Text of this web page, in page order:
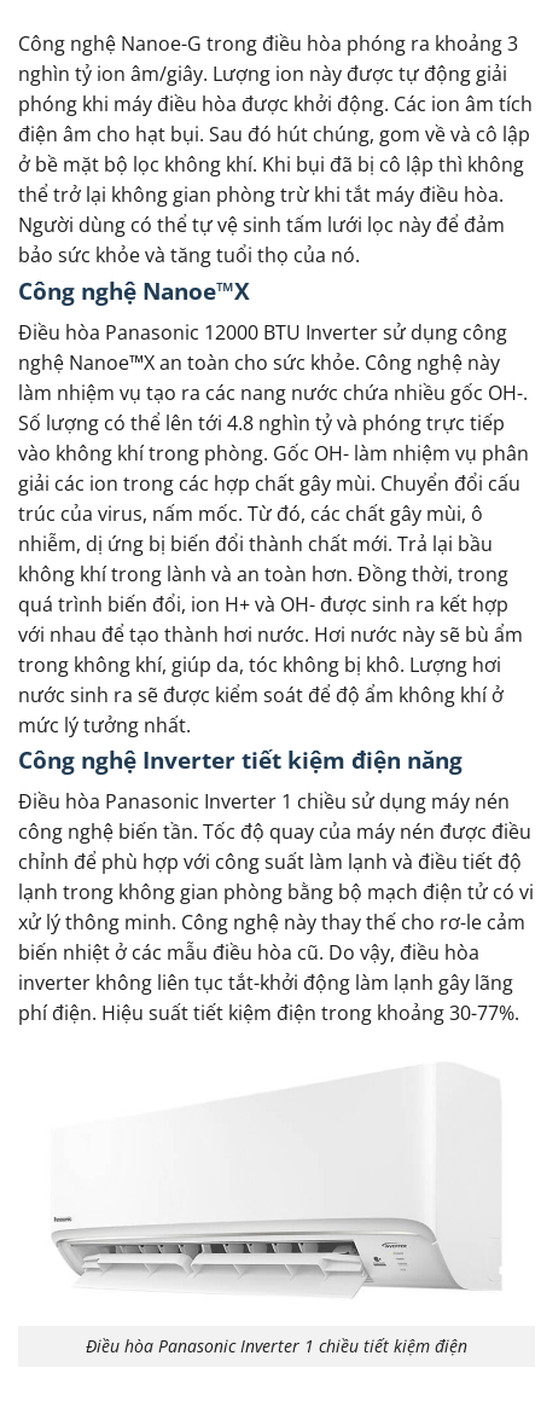
Công nghệ Nanoe-G trong điều hòa phóng ra khoảng 3
nghìn tỷ ion âm/giây. Lượng ion này được tự động giải
phóng khi máy điều hòa được khởi động. Các ion âm tích
điện âm cho hạt bụi. Sau đó hút chúng, gom về và cô lập
ở bề mặt bộ lọc không khí. Khi bụi đã bị cô lập thì không
thể trở lại không gian phòng trừ khi tắt máy điều hòa.
Người dùng có thể tự vệ sinh tấm lưới lọc này để đảm
bảo sức khỏe và tăng tuổi thọ của nó.
Công nghệ Nanoe™X
Điều hòa Panasonic 12000 BTU Inverter sử dụng công
nghệ Nanoe™X an toàn cho sức khỏe. Công nghệ này
làm nhiệm vụ tạo ra các nang nước chứa nhiều gốc OH-.
Số lượng có thể lên tới 4.8 nghìn tỷ và phóng trực tiếp
vào không khí trong phòng. Gốc OH- làm nhiệm vụ phân
giải các ion trong các hợp chất gây mùi. Chuyển đổi cấu
trúc của virus, nấm mốc. Từ đó, các chất gây mùi, ô
nhiễm, dị ứng bị biến đổi thành chất mới. Trả lại bầu
không khí trong lành và an toàn hơn. Đồng thời, trong
quá trình biến đổi, ion H+ và OH- được sinh ra kết hợp
với nhau để tạo thành hơi nước. Hơi nước này sẽ bù ẩm
trong không khí, giúp da, tóc không bị khô. Lượng hơi
nước sinh ra sẽ được kiểm soát để độ ẩm không khí ở
mức lý tưởng nhất.
Công nghệ Inverter tiết kiệm điện năng
Điều hòa Panasonic Inverter 1 chiều sử dụng máy nén
công nghệ biến tần. Tốc độ quay của máy nén được điều
chỉnh để phù hợp với công suất làm lạnh và điều tiết độ
lạnh trong không gian phòng bằng bộ mạch điện tử có vi
xử lý thông minh. Công nghệ này thay thế cho rơ-le cảm
biến nhiệt ở các mẫu điều hòa cũ. Do vậy, điều hòa
inverter không liên tục tắt-khởi động làm lạnh gây lãng
phí điện. Hiệu suất tiết kiệm điện trong khoảng 30-77%.
Điều hòa Panasonic Inverter 1 chiều tiết kiệm điện